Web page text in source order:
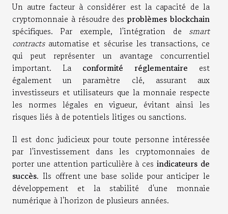
Un autre facteur à considérer est la capacité de la
cryptomonnaie à résoudre desproblèmes blockchain
spécifiques. Par exemple, l'intégration de smart
contractsautomatise et sécurise les transactions, ce
qui peut représenter un avantage concurrentiel
important. La conformité réglementaire est
également un paramètre clé, assurant aux
investisseurs et utilisateurs que la monnaie respecte
les normes légales en vigueur, évitant ainsi les
risques liés à de potentiels litiges ou sanctions.
Il est donc judicieux pour toute personne intéressée
par l'investissement dans les cryptomonnaies de
porter une attention particulière à cesindicateurs de
succès. Ils offrent une base solide pour anticiper le
développement et la stabilité d'une monnaie
numérique à l'horizon de plusieurs années.